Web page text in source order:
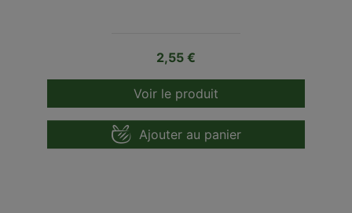
Prix
2,55 €
Voir le produit
Ajouter au panier